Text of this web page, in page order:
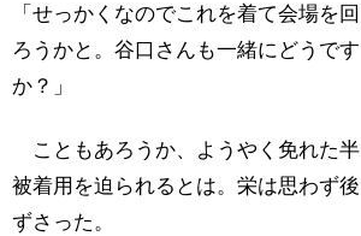
「せっかくなのでこれを着て会場を回
ろうかと。谷口さんも一緒にどうです
か？」
こともあろうか、ようやく免れた半
被着用を迫られるとは。栄は思わず後
ずさった。